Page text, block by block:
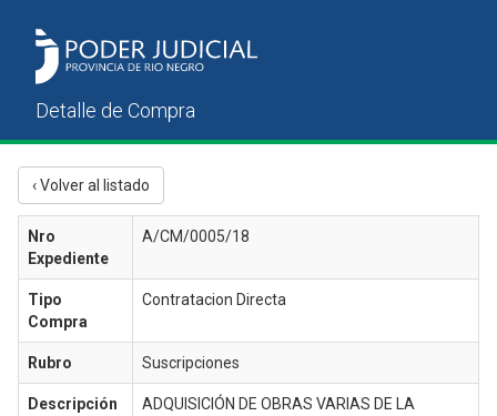
‹ Volver al listado
Nro
Expediente
A/CM/0005/18
Tipo
Compra
Contratacion Directa
Rubro Suscripciones
Descripción
ADQUISICIÓN DE OBRAS VARIAS DE LA